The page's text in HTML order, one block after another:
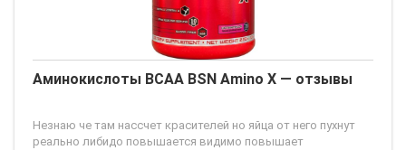
Аминокислоты BCAA BSN Amino X — отзывы
Незнаю че там нассчет красителей но яйца от него пухнут
реально либидо повышается видимо повышает